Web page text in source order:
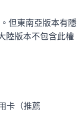
但東南亞版本有隱
陸版本不包含此權
卡（推薦